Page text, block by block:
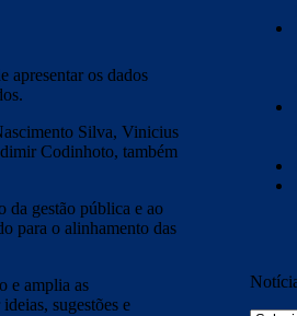
apresentar os dados
Silva, Vinicius
Codinhoto, também
da gestão pública e ao
para o alinhamento das
e amplia as
sugestões e